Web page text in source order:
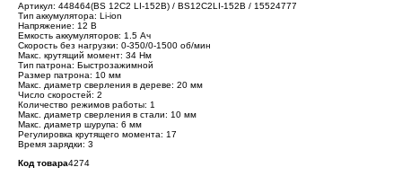
Артикул: 448464(BS 12C2 LI-152B) / BS12C2LI-152B / 15524777
Тип аккумулятора: Li-ion
Напряжение: 12 В
Емкость аккумуляторов: 1.5 Ач
Скорость без нагрузки: 0-350/0-1500 об/мин
Макс. крутящий момент: 34 Нм
Тип патрона: Быстрозажимной
Размер патрона: 10 мм
Макс. диаметр сверления в дереве: 20 мм
Число скоростей: 2
Количество режимов работы: 1
Макс. диаметр сверления в стали: 10 мм
Макс. диаметр шурупа: 6 мм
Регулировка крутящего момента: 17
Время зарядки: 3
Код товара4274